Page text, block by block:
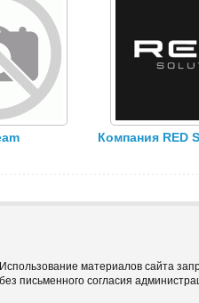
Компания RED
Использование материалов сайта
без письменного согласия